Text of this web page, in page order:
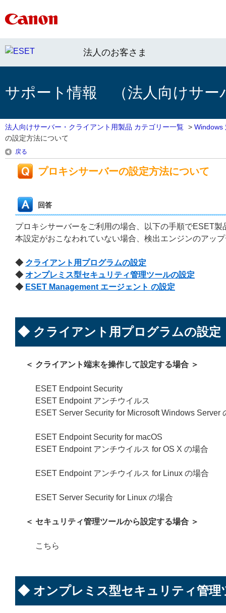
法人のお客さま
サポート情報 （法人向けサー
法人向けサーバー・クライアント用製品 カテゴリー一覧 > Windows
の設定方法について
戻る
プロキシサーバーの設定方法について
回答
プロキシサーバーをご利用の場合、以下の手順でESET
本設定がおこなわれていない場合、検出エンジンのアッ
◆ クライアント用プログラムの設定
◆ オンプレミス型セキュリティ管理ツールの設定
◆ ESET Management エージェント の設定
◆ クライアント用プログラムの設定
＜ クライアント端末を操作して設定する場合 ＞
ESET Endpoint Security
ESET Endpoint アンチウイルス
ESET Server Security for Microsoft Windows Server
ESET Endpoint Security for macOS
ESET Endpoint アンチウイルス for OS X の場合
ESET Endpoint アンチウイルス for Linux の場合
ESET Server Security for Linux の場合
＜ セキュリティ管理ツールから設定する場合 ＞
こちら
◆ オンプレミス型セキュリティ管理